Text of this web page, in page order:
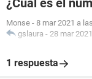
¿Cuál es el
Monse - 8 mar 2021 a
gslaura - 28 mar
1 respuesta